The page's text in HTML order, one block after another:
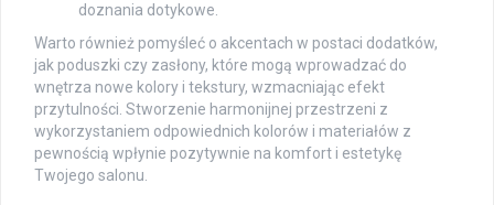
doznania dotykowe.
Warto również pomyśleć o akcentach w postaci dodatków,
jak poduszki czy zasłony, które mogą wprowadzać do
wnętrza nowe kolory i tekstury, wzmacniając efekt
przytulności. Stworzenie harmonijnej przestrzeni z
wykorzystaniem odpowiednich kolorów i materiałów z
pewnością wpłynie pozytywnie na komfort i estetykę
Twojego salonu.